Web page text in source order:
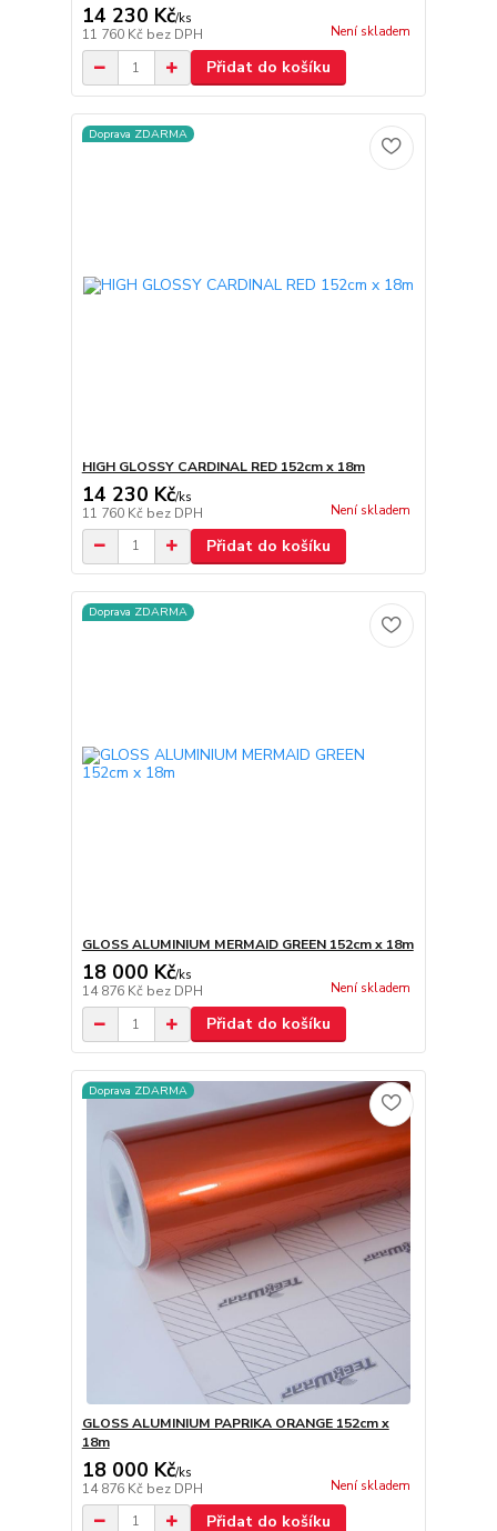
14 230 Kč/ks
11 760 Kč bez DPH Není skladem
Přidat do košíku
Doprava ZDARMA
HIGH GLOSSY CARDINAL RED 152cm x 18m
14 230 Kč/ks
11 760 Kč bez DPH Není skladem
Přidat do košíku
Doprava ZDARMA
GLOSS ALUMINIUM MERMAID GREEN 152cm x 18m
18 000 Kč/ks
14 876 Kč bez DPH Není skladem
Přidat do košíku
Doprava ZDARMA
GLOSS ALUMINIUM PAPRIKA ORANGE 152cm x
18m
18 000 Kč/ks
14 876 Kč bez DPH Není skladem
Přidat do košíku